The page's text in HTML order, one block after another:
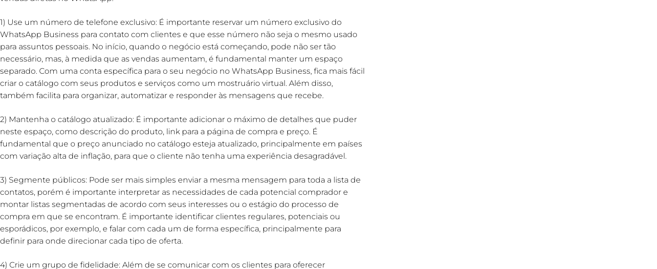
1) Use um número de telefone exclusivo: É importante reservar um número exclusivo do
WhatsApp Business para contato com clientes e que esse número não seja o mesmo usado
para assuntos pessoais. No início, quando o negócio está começando, pode não ser tão
necessário, mas, à medida que as vendas aumentam, é fundamental manter um espaço
separado. Com uma conta específica para o seu negócio no WhatsApp Business, fica mais fácil
criar o catálogo com seus produtos e serviços como um mostruário virtual. Além disso,
também facilita para organizar, automatizar e responder às mensagens que recebe.
2) Mantenha o catálogo atualizado: É importante adicionar o máximo de detalhes que puder
neste espaço, como descrição do produto, link para a página de compra e preço. É
fundamental que o preço anunciado no catálogo esteja atualizado, principalmente em países
com variação alta de inflação, para que o cliente não tenha uma experiência desagradável.
3) Segmente públicos: Pode ser mais simples enviar a mesma mensagem para toda a lista de
contatos, porém é importante interpretar as necessidades de cada potencial comprador e
montar listas segmentadas de acordo com seus interesses ou o estágio do processo de
compra em que se encontram. É importante identificar clientes regulares, potenciais ou
esporádicos, por exemplo, e falar com cada um de forma específica, principalmente para
definir para onde direcionar cada tipo de oferta.
4) Crie um grupo de fidelidade: Além de se comunicar com os clientes para oferecer